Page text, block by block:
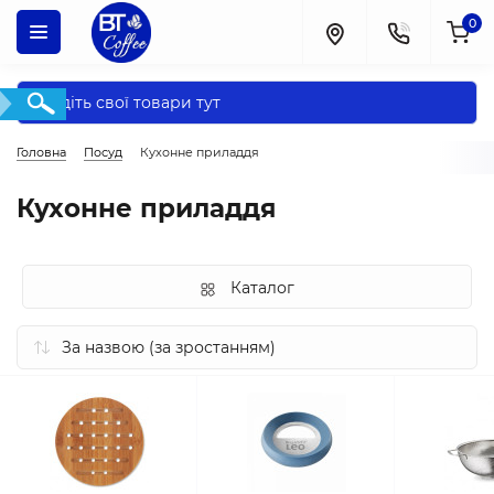
0
Головна Посуд Кухонне приладдя
Кухонне приладдя
Каталог